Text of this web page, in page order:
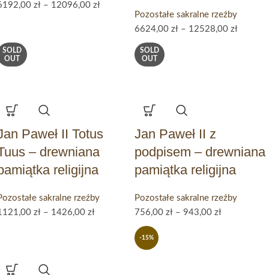
zł – 12096,00 zł
Pozostałe sakralne rzeźby
6624,00 zł – 12528,00 zł
SOLD
OUT
Paweł II Totus
– drewniana
religijna
sakralne rzeźby
zł – 1426,00 zł
SOLD
OUT
Jan Paweł II z
podpisem – drewniana
pamiątka religijna
Pozostałe sakralne rzeźby
756,00 zł – 943,00 zł
-15%